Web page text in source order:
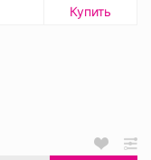
Купить